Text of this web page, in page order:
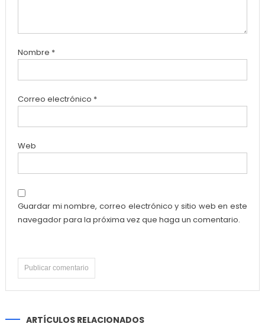
Nombre *
Correo electrónico *
Web
Guardar mi nombre, correo electrónico y sitio web en este
navegador para la próxima vez que haga un comentario.
ARTÍCULOS RELACIONADOS